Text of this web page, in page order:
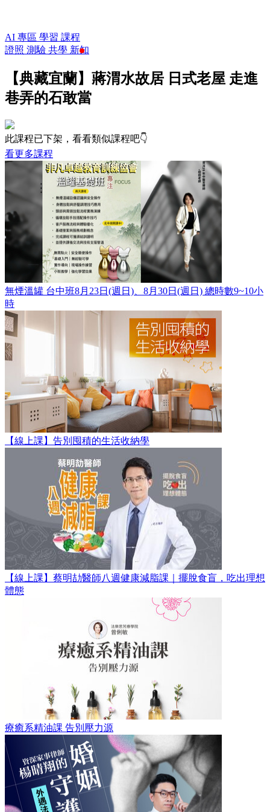
AI 專區 學習 課程
證照 測驗 共學 新知
【典藏宜蘭】蔣渭水故居 日式老屋 走進
巷弄的石敢當
此課程已下架，看看類似課程吧👇
看更多課程
無煙溫罐 台中班8月23日(週日)、8月30日(週日) 總時數9~10小
時
【線上課】告別囤積的生活收納學
【線上課】蔡明劼醫師八週健康減脂課｜擺脫食盲，吃出理想
體態
療癒系精油課 告別壓力源